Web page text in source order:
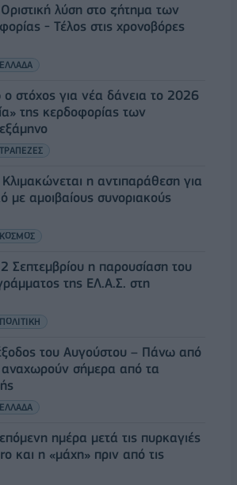
λύση στο ζήτημα των
- Τέλος στις χρονοβόρες
ΕΛΛΑΔΑ
στόχος για νέα δάνεια το 2026
της κερδοφορίας των
ΤΡΑΠΕΖΕΣ
Κλιμακώνεται η αντιπαράθεση για
με αμοιβαίους συνοριακούς
ΚΟΣΜΟΣ
Σεπτεμβρίου η παρουσίαση του
της ΕΛ.Α.Σ. στη
ΠΟΛΙΤΙΚΗ
του Αυγούστου – Πάνω από
αναχωρούν σήμερα από τα
ΕΛΛΑΔΑ
ημέρα μετά τις πυρκαγιές
και η «μάχη» πριν από τις